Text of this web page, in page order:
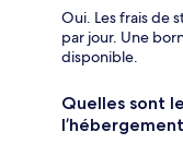
Oui. Les frais de
par jour. Une
disponible.
Quelles sont